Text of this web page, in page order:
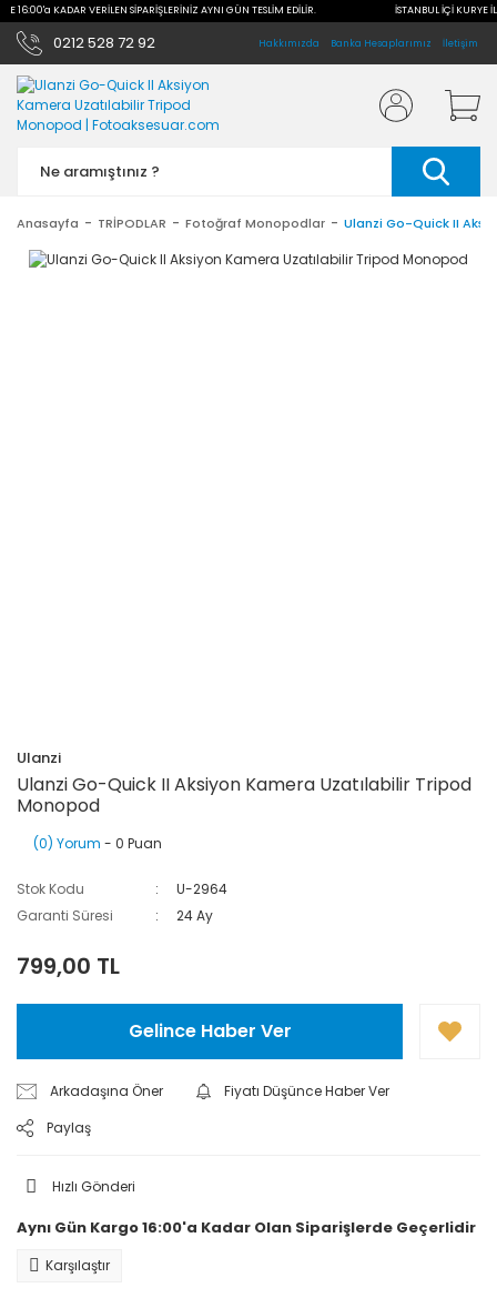
16:00'a KADAR VERİLEN SİPARİŞLERİNİZ AYNI GÜN TESLİM EDİLİR. İSTANBUL İÇİ KURYE
0212 528 72 92 Hakkımızda Banka Hesaplarımız İletişim
Anasayfa TRİPODLAR Fotoğraf Monopodlar Ulanzi Go-Quick II
Ulanzi
Ulanzi Go-Quick II Aksiyon Kamera Uzatılabilir Tripod
Monopod
(0) Yorum - 0 Puan
Stok Kodu
U-2964
Garanti Süresi
24 Ay
799,00 TL
Gelince Haber Ver
Arkadaşına Öner
Fiyatı Düşünce Haber Ver
Paylaş
Hızlı Gönderi
Aynı Gün Kargo 16:00'a Kadar Olan Siparişlerde Geçerlidir
Karşılaştır